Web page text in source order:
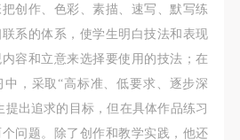
创作、色彩、素描、速写、默写练
系的体系，使学生明白技法和表现
容和立意来选择要使用的技法；在
，采取“高标准、低要求、逐步深
提出追求的目标，但在具体作品练习
问题。除了创作和教学实践，他还